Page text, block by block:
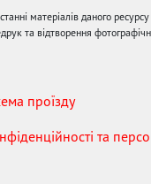
матеріалів даного
та відтворення
проїзду
та